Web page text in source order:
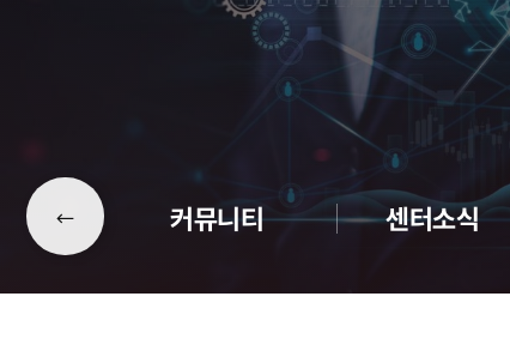
커뮤니티 센터소식
공지사항